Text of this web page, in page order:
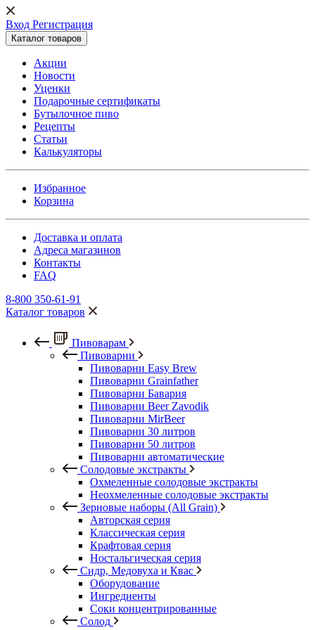
Вход Регистрация
Каталог товаров
Акции
Новости
Уценки
Подарочные сертификаты
Бутылочное пиво
Рецепты
Статьи
Калькуляторы
Избранное
Корзина
Доставка и оплата
Адреса магазинов
Контакты
FAQ
8-800 350-61-91
Каталог товаров
Пивоварам
Пивоварни
Пивоварни Easy Brew
Пивоварни Grainfather
Пивоварни Бавария
Пивоварни Beer Zavodik
Пивоварни MirBeer
Пивоварни 30 литров
Пивоварни 50 литров
Пивоварни автоматические
Солодовые экстракты
Охмеленные солодовые экстракты
Неохмеленные солодовые экстракты
Зерновые наборы (All Grain)
Авторская серия
Классическая серия
Крафтовая серия
Ностальгическая серия
Сидр, Медовуха и Квас
Оборудование
Ингредиенты
Соки концентрированные
Солод